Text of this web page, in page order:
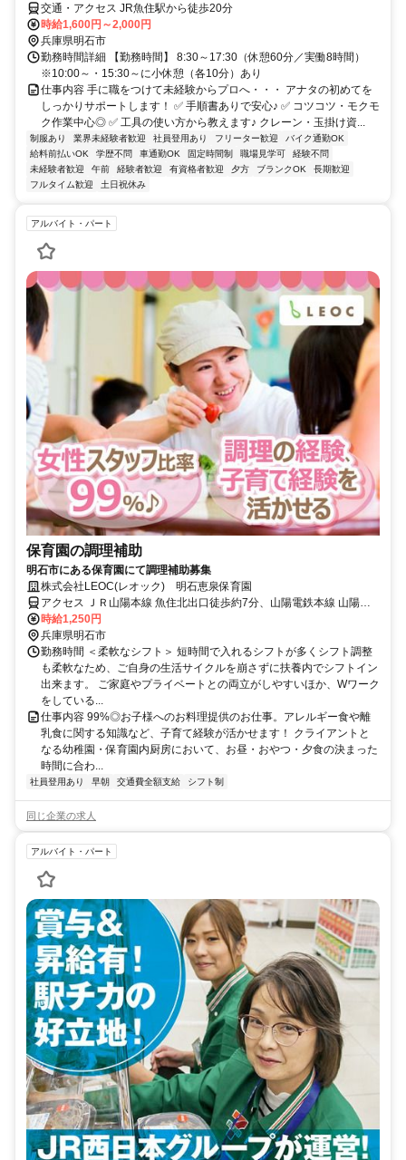
交通・アクセス JR魚住駅から徒歩20分
時給1,600円～2,000円
兵庫県明石市
勤務時間詳細 【勤務時間】 8:30～17:30（休憩60分／実働8時間）
※10:00～・15:30～に小休憩（各10分）あり
仕事内容 手に職をつけて未経験からプロへ・・・ アナタの初めてを
しっかりサポートします！ ✅ 手順書ありで安心♪ ✅ コツコツ・モクモ
ク作業中心◎ ✅ 工具の使い方から教えます♪ クレーン・玉掛け資...
制服あり 業界未経験者歓迎 社員登用あり フリーター歓迎
バイク通勤OK
給料前払いOK
学歴不問 車通勤OK 固定時間制 職場見学可
経験不問
未経験者歓迎
午前 経験者歓迎 有資格者歓迎 夕方 ブランクOK
長期歓迎
フルタイム歓迎
土日祝休み
アルバイト・パート
保育園の調理補助
明石市にある保育園にて調理補助募集
株式会社LEOC(レオック) 明石恵泉保育園
アクセス ＪＲ山陽本線 魚住北出口徒歩約7分、山陽電鉄本線 山陽魚
住徒歩約19分、山陽電鉄本線 東二見出入口2徒歩約23分 魚住駅より
徒歩5分
時給1,250円
兵庫県明石市
勤務時間 ＜柔軟なシフト＞ 短時間で入れるシフトが多くシフト調整
も柔軟なため、ご自身の生活サイクルを崩さずに扶養内でシフトイン
出来ます。 ご家庭やプライベートとの両立がしやすいほか、Wワーク
をしている...
仕事内容 99%◎お子様へのお料理提供のお仕事。アレルギー食や離
乳食に関する知識など、子育て経験が活かせます！ クライアントと
なる幼稚園・保育園内厨房において、お昼・おやつ・夕食の決まった
時間に合わ...
社員登用あり 早朝 交通費全額支給 シフト制
同じ企業の求人
アルバイト・パート